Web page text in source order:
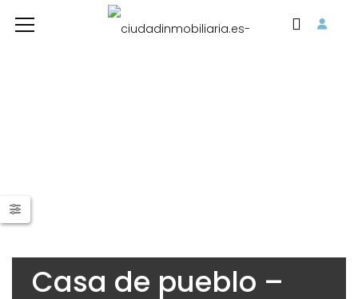
Casa de pueblo –